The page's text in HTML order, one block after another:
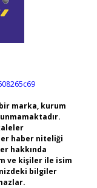
marka, kurum
haber niteliği
hakkında
ve kişiler ile isim
bilgiler